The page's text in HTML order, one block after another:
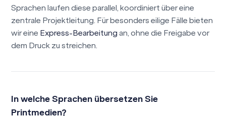
Sprachen laufen diese parallel, koordiniert über eine
zentrale Projektleitung. Für besonders eilige Fälle bieten
wir eine Express-Bearbeitung an, ohne die Freigabe vor
dem Druck zu streichen.
In welche Sprachen übersetzen Sie
Printmedien?